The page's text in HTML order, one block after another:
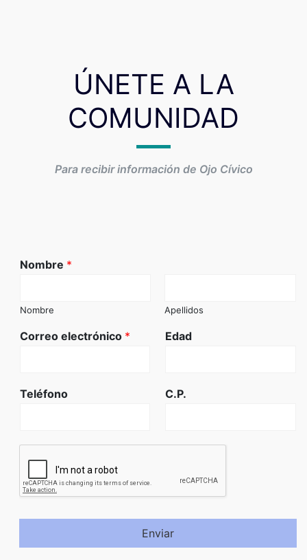
ÚNETE A LA
COMUNIDAD
Para recibir información de Ojo Cívico
Nombre *
Nombre Apellidos
Correo electrónico * Edad
Teléfono C.P.
Enviar